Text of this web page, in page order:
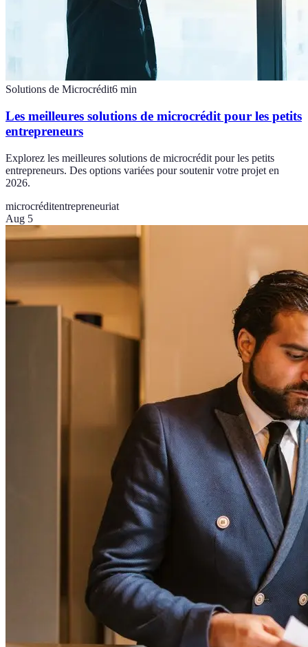
Solutions de Microcrédit6 min
Les meilleures solutions de microcrédit pour les petits
entrepreneurs
Explorez les meilleures solutions de microcrédit pour les petits
entrepreneurs. Des options variées pour soutenir votre projet en
2026.
microcréditentrepreneuriat
Aug 5